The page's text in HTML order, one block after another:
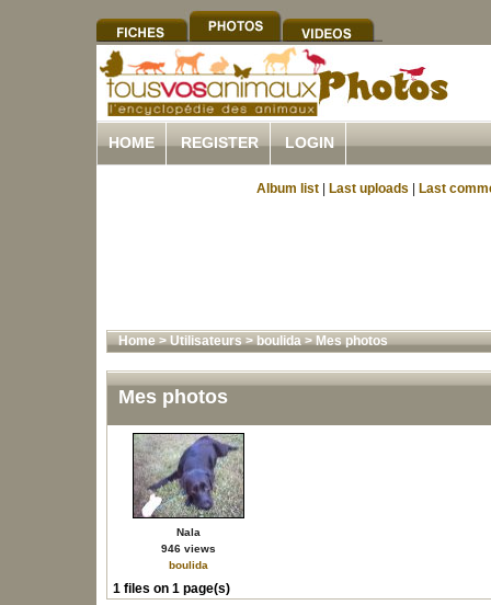
HOME REGISTER LOGIN
Album list Last uploads Last
Home>Utilisateurs>boulida>Mes photos
Mes photos
Nala
946 views
boulida
1 files on 1 page(s)